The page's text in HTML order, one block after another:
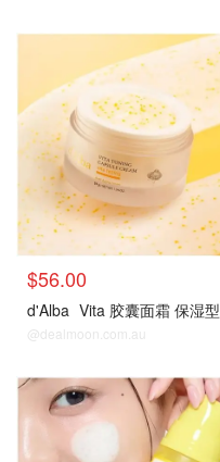
$56.00
d'Alba Vita 胶囊面霜 保湿型
@dealmoon.com.au